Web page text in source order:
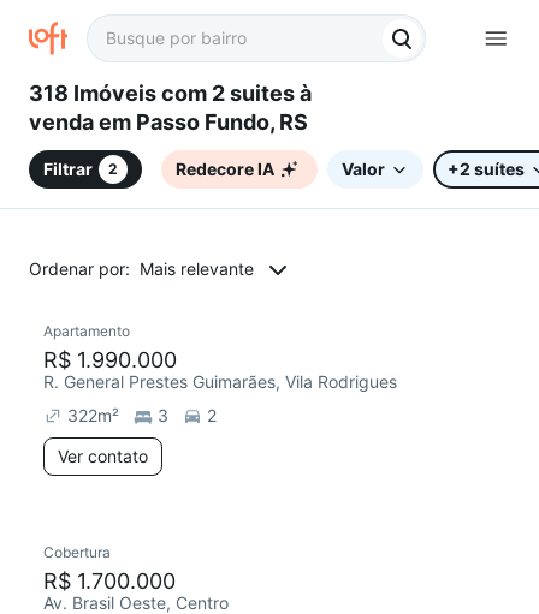
318 Imóveis com 2 suites à
venda em Passo Fundo, RS
Filtrar 2 Redecore IA Valor +2 suítes
Ordenar por: Mais relevante
Apartamento
R$ 1.990.000
R. General Prestes Guimarães, Vila Rodrigues
322m² 3
2
Ver contato
Cobertura
R$ 1.700.000
Av. Brasil Oeste, Centro